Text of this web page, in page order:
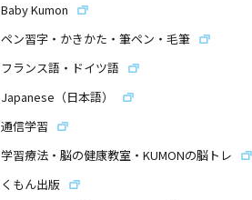
Baby Kumon
ペン習字・かきかた・筆ペン・毛筆
フランス語・ドイツ語
Japanese（日本語）
通信学習
学習療法・脳の健康教室・KUMONの脳トレ
くもん出版